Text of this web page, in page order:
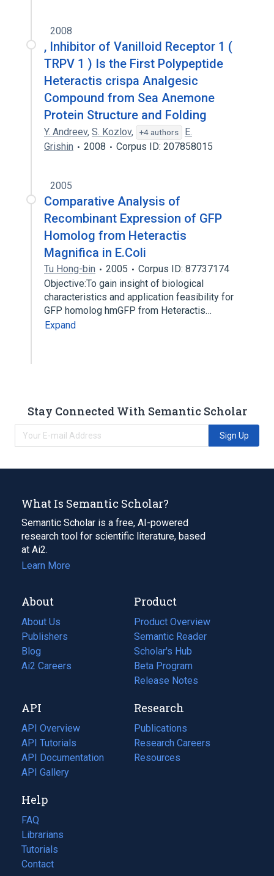
2008
, Inhibitor of Vanilloid Receptor 1 (
TRPV 1 ) Is the First Polypeptide
Heteractis crispa Analgesic
Compound from Sea Anemone
Protein Structure and Folding
Y. Andreev, S. Kozlov, +4 authors
E.
Grishin
2008 Corpus ID: 207858015
2005
Comparative Analysis of
Recombinant Expression of GFP
Homolog from Heteractis
Magnifica in E.Coli
Tu Hong-bin 2005
Corpus ID: 87737174
Objective:To gain insight of biological
characteristics and application feasibility for
GFP homolog hmGFP from Heteractis…
Expand
Stay Connected With Semantic Scholar
Sign Up
What Is Semantic Scholar?
Semantic Scholar is a free, AI-powered
research tool for scientific literature, based
at Ai2.
Learn More
About
About Us
Publishers
Blog
(opens
in
tab)
Ai2 Careers
(opens
new
tab)
Product
Product Overview
Semantic Reader
Scholar's Hub
Beta Program
Release Notes
API
API Overview
API Tutorials
API Documentation
(opens
in
new
tab)
API Gallery
Research
Publications
(opens
in
a
Research Careers
(opens
in
Resources
(opens
Help
FAQ
Librarians
Tutorials
Contact